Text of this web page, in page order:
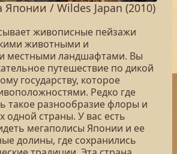
/ Wildes Japan (2010)
живописные пейзажи
животными и
местными ландшафтами. Вы
путешествие по дикой
государству, которое
Редко где
такое разнообразие флоры и
одной страны. У вас есть
мегаполисы Японии и ее
долины, где сохранились